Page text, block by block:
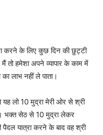
करने के लिए कुछ दिन की छुट्टी
तो हमेशा अपने व्यापार के काम में
लाभ नहीं ले पाता।
यह लो 10 मुद्रा मेरी ओर से श्री
भक्त सेठ से 10 मुद्रा लेकर
पैदल यात्रा करने के बाद वह श्री